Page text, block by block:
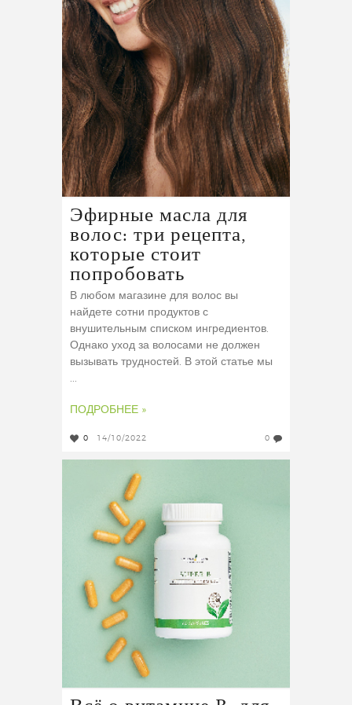
Эфирные масла для
волос: три рецепта,
которые стоит
попробовать
В любом магазине для волос вы
найдете сотни продуктов с
внушительным списком ингредиентов.
Однако уход за волосами не должен
вызывать трудностей. В этой статье мы
...
ПОДРОБНЕЕ »
0 14/10/2022 0